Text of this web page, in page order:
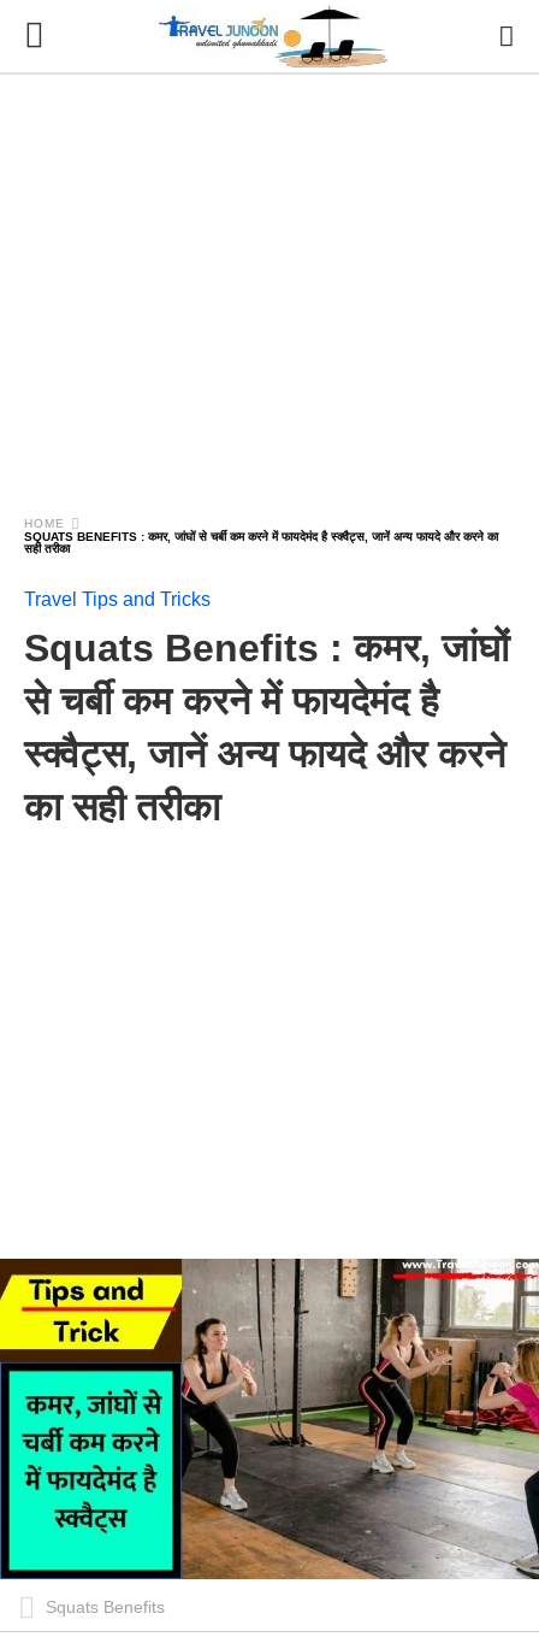
HOME
SQUATS BENEFITS : कमर, जांघों से चर्बी कम करने में फायदेमंद है स्क्वैट्स, जानें अन्य फायदे और करने का
सही तरीका
Travel Tips and Tricks
Squats Benefits : कमर, जांघों
से चर्बी कम करने में फायदेमंद है
स्क्वैट्स, जानें अन्य फायदे और करने
का सही तरीका
Squats Benefits